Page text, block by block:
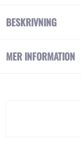
BESKRIVNING
MER INFORMATION